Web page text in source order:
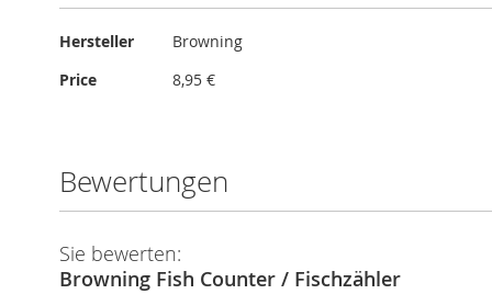
Mehr
Hersteller
Browning
Price
8,95 €
Bewertungen
Sie bewerten:
Browning Fish Counter / Fischzähler